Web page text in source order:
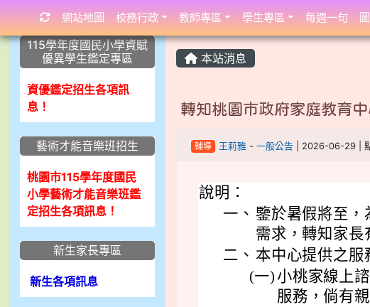
:::
本站消息
轉知桃園市政府家庭教育
輔導 王莉雅- 一般公告 | 2026-06-29 |
說明：
一、 鑒於暑假將至，
需求，轉知家長
二、 本中心提供之服
(一)小桃家線上
服務，倘有
:::115學年度國民小學資賦
優異學生鑑定專區
資優鑑定招生各項訊
息！
藝術才能音樂班招生
桃園市115學年度國民
小學藝術才能音樂班鑑
定招生各項訊息！
新生家長專區
新生各項訊息
::: 網站地圖 校務行政 教師專區 學生專區 每週一句